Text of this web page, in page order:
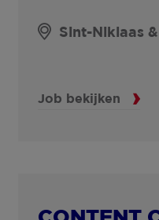
Sint-Niklaas
Job bekijken